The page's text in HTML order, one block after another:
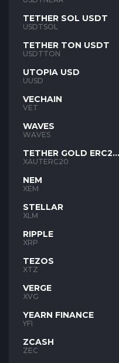
TETHER SOL USDT
USDTSOL
TETHER TON USDT
USDTTON
UTOPIA USD
UUSD
VECHAIN
VET
WAVES
WAVES
TETHER GOLD ERC20
XAUT
XAUTERC20
NEM
XEM
STELLAR
XLM
RIPPLE
XRP
TEZOS
XTZ
VERGE
XVG
YEARN FINANCE
YFI
ZCASH
ZEC